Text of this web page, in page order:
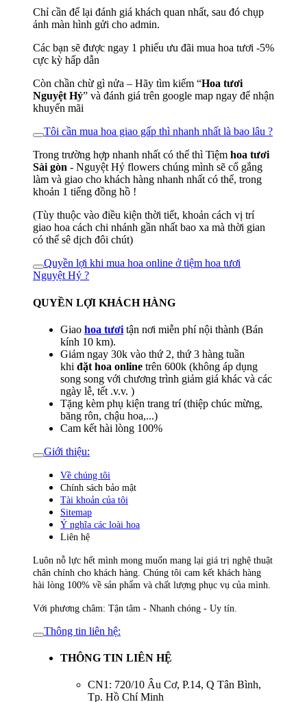
Chỉ cần để lại đánh giá khách quan nhất, sau đó chụp
ảnh màn hình gửi cho admin.
Các bạn sẽ được ngay 1 phiếu ưu đãi mua hoa tươi -5%
cực kỳ hấp dẫn
Còn chần chừ gì nửa – Hãy tìm kiếm “Hoa tươi
Nguyệt Hỷ” và đánh giá trên google map ngay để nhận
khuyến mãi
Tôi cần mua hoa giao gấp thì nhanh nhất là bao lâu ?
Trong trường hợp nhanh nhất có thể thì Tiệm hoa tươi
Sài gòn - Nguyệt Hỷ flowers chúng mình sẽ cố gắng
làm và giao cho khách hàng nhanh nhất có thể, trong
khoản 1 tiếng đồng hồ !
(Tùy thuộc vào điều kiện thời tiết, khoản cách vị trí
giao hoa cách chi nhánh gần nhất bao xa mà thời gian
có thể sê dịch đôi chút)
Quyền lợi khi mua hoa online ở tiệm hoa tươi
Nguyệt Hỷ ?
QUYỀN LỢI KHÁCH HÀNG
Giao hoa tươi tận nơi miễn phí nội thành (Bán
kính 10 km).
Giảm ngay 30k vào thứ 2, thứ 3 hàng tuần
khi đặt hoa online trên 600k (không áp dụng
song song với chương trình giảm giá khác và các
ngày lễ, tết .v.v. )
Tặng kèm phụ kiện trang trí (thiệp chúc mừng,
băng rôn, chậu hoa,...)
Cam kết hài lòng 100%
Giới thiệu:
Về chúng tôi
Chính sách bảo mật
Tài khoản của tôi
Sitemap
Ý nghĩa các loài hoa
Liên hệ
Luôn nỗ lực hết mình mong muốn mang lại giá trị nghệ thuật
chân chính cho khách hàng. Chúng tôi cam kết khách hàng
hài lòng 100% về sản phẩm và chất lượng phục vụ của mình.
Với phương châm: Tận tâm - Nhanh chóng - Uy tín.
Thông tin liên hệ:
THÔNG TIN LIÊN HỆ
CN1: 720/10 Âu Cơ, P.14, Q Tân Bình,
Tp. Hồ Chí Minh